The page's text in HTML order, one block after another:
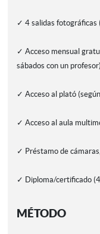
✓ 4 salidas fotográficas
✓ Acceso mensual
sábados con un profesor)
✓ Acceso al plató
✓ Acceso al aula
✓ Préstamo de
✓ Diploma/certificado
MÉTODO